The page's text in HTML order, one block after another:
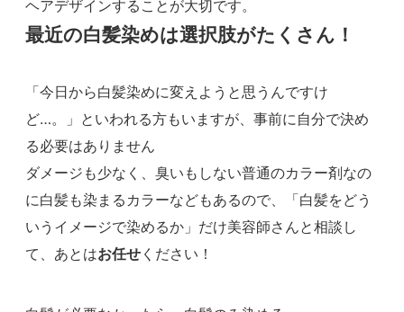
ヘアデザインすることが大切です。
最近の白髪染めは選択肢がたくさん！
「今日から白髪染めに変えようと思うんですけ
ど…。」といわれる方もいますが、事前に自分で決め
る必要はありません
ダメージも少なく、臭いもしない普通のカラー剤なの
に白髪も染まるカラーなどもあるので、「白髪をどう
いうイメージで染めるか」だけ美容師さんと相談し
て、あとはお任せ ください！